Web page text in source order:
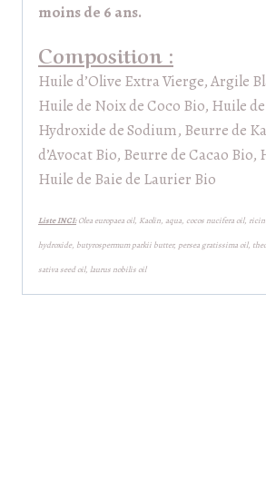
moins de 6 ans.
Composition :
Huile d’Olive Extra Vierge, Argile
Huile de Noix de Coco Bio, Huile
Hydroxide de Sodium, Beurre de
d’Avocat Bio, Beurre de Cacao
Huile de Baie de Laurier Bio
Liste INCI:Olea europaea oil, Kaolin, aqua, cocos nucifera oil,
hydroxide, butyrospermum parkii butter, persea gratissima oil,
sativa seed oil, laurus nobilis oil